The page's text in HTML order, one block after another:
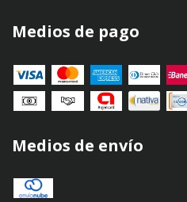
Medios de pago
Medios de envío